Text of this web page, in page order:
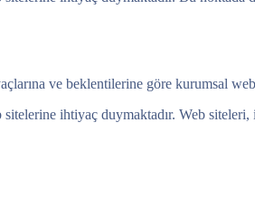
ve beklentilerine göre kurumsal
ihtiyaç duymaktadır. Web siteleri,